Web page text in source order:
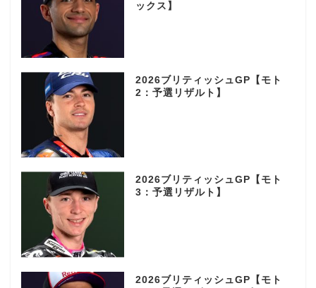
ックス】
2026ブリティッシュGP【モト
2：予選リザルト】
2026ブリティッシュGP【モト
3：予選リザルト】
2026ブリティッシュGP【モト